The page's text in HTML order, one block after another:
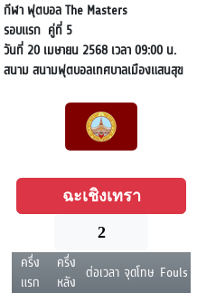
กีฬา ฟุตบอล The Masters
รอบแรกคู่ที่ 5
วันที่ 20 เมษายน 2568 เวลา 09:00 น.
สนามสนามฟุตบอลเทศบาลเมืองแสนสุข
ฉะเชิงเทรา
2
ครึ่ง
แรก
ครึ่ง
หลัง
ต่อเวลา จุดโทษ Fouls